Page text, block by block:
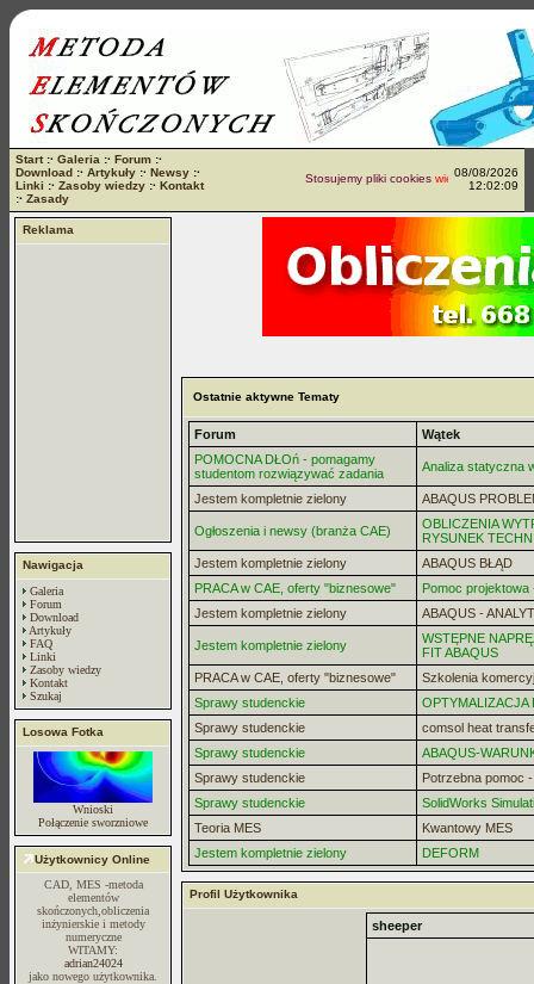
Start:· Galeria :· Forum :·
Download :· Artykuły :· Newsy :·
Linki :· Zasoby wiedzy :· Kontakt
:· Zasady
Stosujemy pliki cookieswięcej...08/08/2026
12:02:09
Reklama
Nawigacja
Galeria
Forum
Download
Artykuły
FAQ
Linki
Zasoby wiedzy
Kontakt
Szukaj
Losowa Fotka
Wnioski
Połączenie sworzniowe
Użytkownicy Online
CAD, MES -metoda
elementów
skończonych,obliczenia
inżynierskie i metody
numeryczne
WITAMY:
adrian24024
jako nowego użytkownika.
Ostatnie aktywne Tematy
Forum
Wątek
POMOCNA DŁOń - pomagamy
studentom rozwiązywać zadania
Analiza statyczna
Jestem kompletnie zielony ABAQUS
Ogłoszenia i newsy (branża CAE)
OBLICZENIA
RYSUNEK
Jestem kompletnie zielony
ABAQUS BŁĄD
PRACA w CAE, oferty "biznesowe"
Pomoc projektowa
Jestem kompletnie zielony
ABAQUS -
Jestem kompletnie zielony
WSTĘPNE
FIT ABAQUS
PRACA w CAE, oferty "biznesowe"
Szkolenia
Sprawy studenckie
OPTYMALIZACJA
Sprawy studenckie
comsol heat
Sprawy studenckie
ABAQUS-
Sprawy studenckie
Potrzebna pomoc
Sprawy studenckie
SolidWorks
Teoria MES
Kwantowy MES
Jestem kompletnie zielony
DEFORM
Profil Użytkownika
sheeper